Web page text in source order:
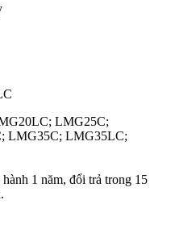
LMG25C;
LMG35C; LMG35LC;
1 năm, đổi trả trong 15